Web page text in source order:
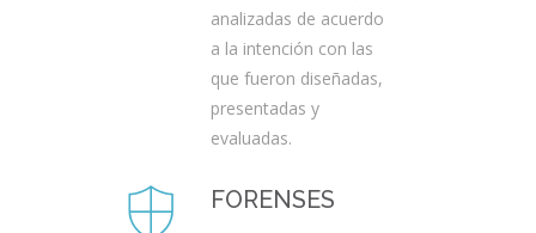
analizadas de acuerdo
a la intención con las
que fueron diseñadas,
presentadas y
evaluadas.
FORENSES